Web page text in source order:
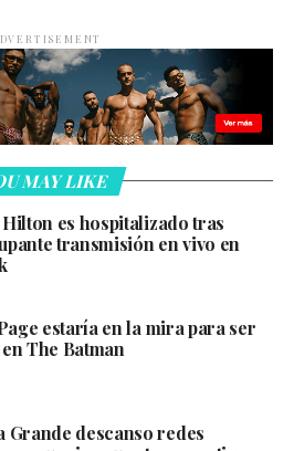
MAY LIKE
es hospitalizado tras
transmisión en vivo en
estaría en la mira para ser
The Batman
Grande descanso redes